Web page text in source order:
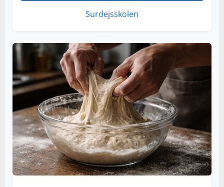
Surdejsskolen